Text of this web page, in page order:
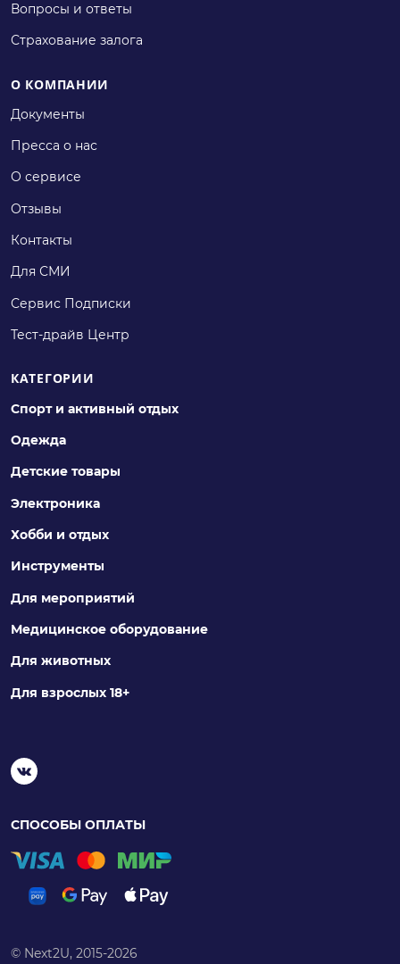
Вопросы и ответы
Страхование залога
О КОМПАНИИ
Документы
Пресса о нас
О сервисе
Отзывы
Контакты
Для СМИ
Сервис Подписки
Тест-драйв Центр
КАТЕГОРИИ
Спорт и активный отдых
Одежда
Детские товары
Электроника
Хобби и отдых
Инструменты
Для мероприятий
Медицинское оборудование
Для животных
Для взрослых 18+
СПОСОБЫ ОПЛАТЫ
© Next2U, 2015-2026